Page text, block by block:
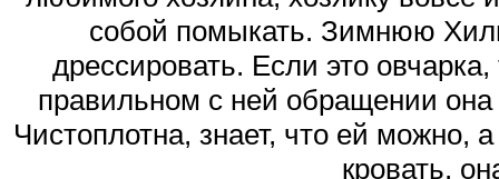
собой помыкать. Зимнюю
дрессировать. Если это
правильном с ней обращении
Чистоплотна, знает, что ей можно,
кровать,